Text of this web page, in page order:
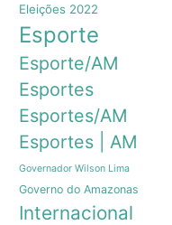
Eleições 2022
Esporte
Esporte/AM
Esportes
Esportes/AM
Esportes | AM
Governador Wilson Lima
Governo do Amazonas
Internacional